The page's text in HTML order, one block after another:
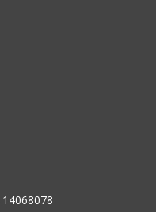
14068078